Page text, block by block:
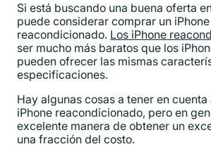
Si está buscando una buena oferta
puede considerar comprar un iPhone
reacondicionado. Los iPhone
ser mucho más baratos que los
pueden ofrecer las mismas
especificaciones.
Hay algunas cosas a tener en
iPhone reacondicionado, pero en
excelente manera de obtener un
una fracción del costo.